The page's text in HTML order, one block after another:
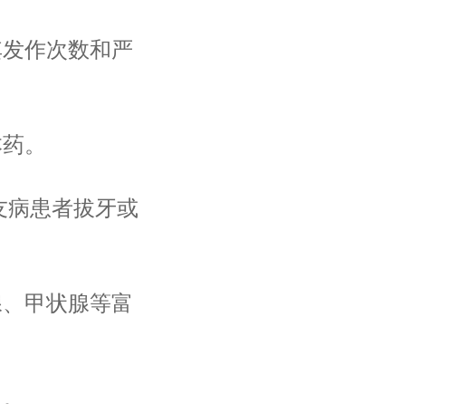
作次数和严
。
患者拔牙或
甲状腺等富